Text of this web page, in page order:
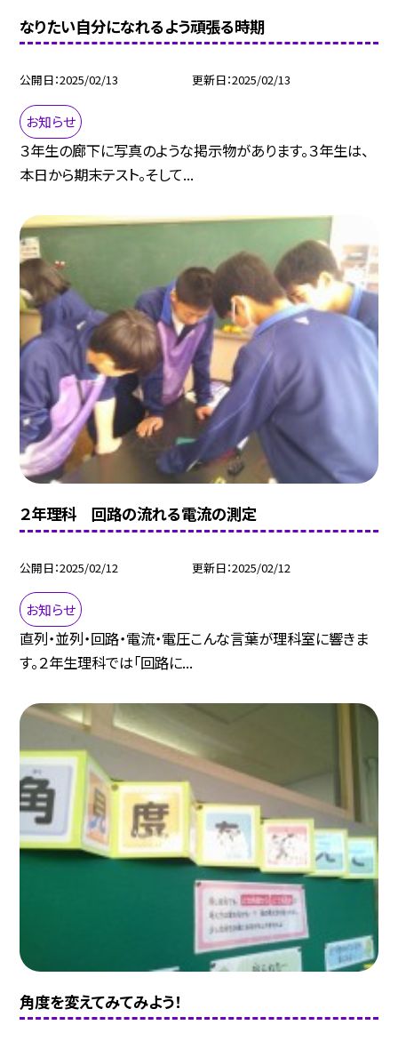
なりたい自分になれるよう頑張る時期
公開日 2025/02/13 更新日 2025/02/13
お知らせ
３年生の廊下に写真のような掲示物があります。３年生は、
本日から期末テスト。そして...
２年理科 回路の流れる電流の測定
公開日 2025/02/12 更新日 2025/02/12
お知らせ
直列・並列・回路・電流・電圧こんな言葉が理科室に響きま
す。２年生理科では「回路に...
角度を変えてみてみよう！